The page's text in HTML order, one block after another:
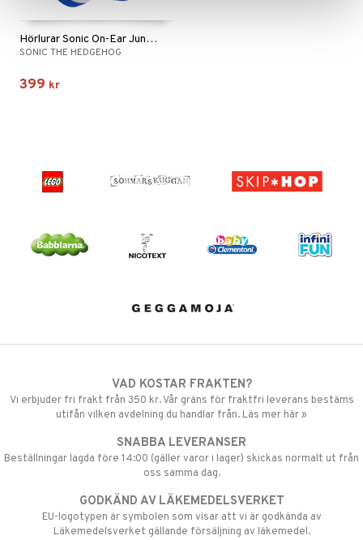
Hörlurar Sonic On-Ear Junior Trådlösa
SONIC THE HEDGEHOG
399 kr
Mario
VAD KOSTAR FRAKTEN?
Vi erbjuder fri frakt från 350 kr. Vår gräns för fraktfri leverans bestäms
utifån vilken avdelning du handlar från. Läs mer här »
SNABBA LEVERANSER
Beställningar lagda före 14:00 (gäller varor i lager) skickas normalt ut från
oss samma dag.
GODKÄND AV LÄKEMEDELSVERKET
EU-logotypen är symbolen som visar att vi är godkända av
Läkemedelsverket gällande försäljning av läkemedel.